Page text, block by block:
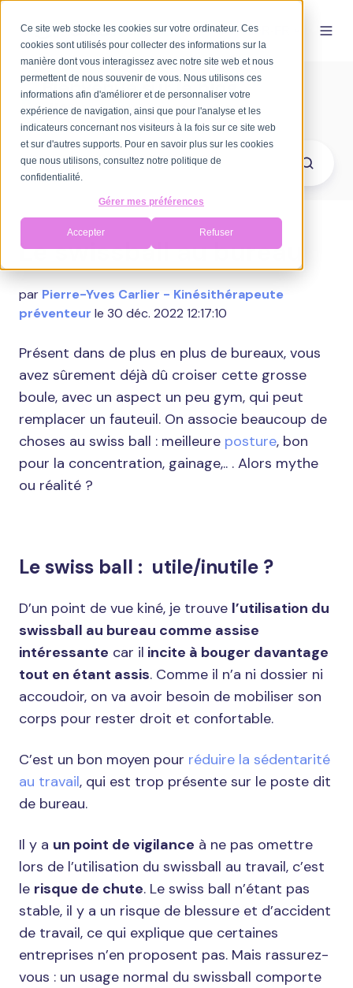
Ce site web stocke les cookies sur votre ordinateur. Ces
cookies sont utilisés pour collecter des informations sur la
manière dont vous interagissez avec notre site web et nous
permettent de nous souvenir de vous. Nous utilisons ces
informations afin d'améliorer et de personnaliser votre
expérience de navigation, ainsi que pour l'analyse et les
indicateurs concernant nos visiteurs à la fois sur ce site web
et sur d'autres supports. Pour en savoir plus sur les cookies
que nous utilisons, consultez notre politique de
confidentialité.
Gérer mes préférences
Accepter Refuser
FR-FR
Bienvenue sur le blog
d'Axomove
Le swissball au bureau
par Pierre-Yves Carlier - Kinésithérapeute
préventeur le 30 déc. 2022 12:17:10
Présent dans de plus en plus de bureaux, vous
avez sûrement déjà dû croiser cette grosse
boule, avec un aspect un peu gym, qui peut
remplacer un fauteuil. On associe beaucoup de
choses au swiss ball : meilleure posture, bon
pour la concentration, gainage,.. . Alors mythe
ou réalité ?
Le swiss ball : utile/inutile ?
D’un point de vue kiné, je trouve l’utilisation du
swissball au bureau comme assise
intéressante car il incite à bouger davantage
tout en étant assis. Comme il n’a ni dossier ni
accoudoir, on va avoir besoin de mobiliser son
corps pour rester droit et confortable.
C’est un bon moyen pour réduire la sédentarité
au travail, qui est trop présente sur le poste dit
de bureau.
Il y a un point de vigilance à ne pas omettre
lors de l’utilisation du swissball au travail, c’est
le risque de chute. Le swiss ball n’étant pas
stable, il y a un risque de blessure et d’accident
de travail, ce qui explique que certaines
entreprises n’en proposent pas. Mais rassurez-
vous : un usage normal du swissball comporte